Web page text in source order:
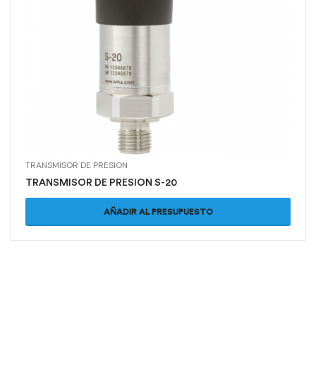
TRANSMISOR DE PRESION
TRANSMISOR DE PRESION S-20
AÑADIR AL PRESUPUESTO